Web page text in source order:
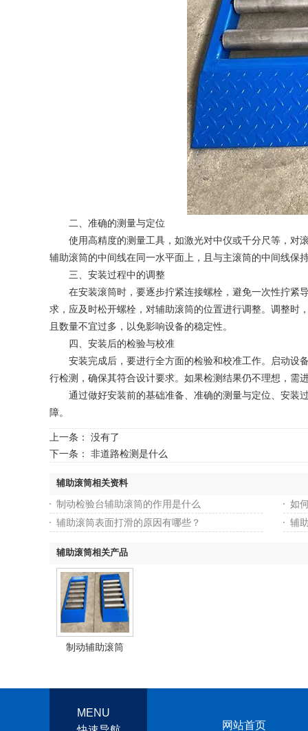
二、准确的测量与定位
使用高精度的测量工具，如激光对中仪或千分尺等，对滚
辅助滚筒的中间线在同一水平面上，且与主滚筒的中间线保
三、安装过程中的调整
在安装滚筒时，要逐步拧紧连接螺栓，避免一次性拧紧导
求，应及时松开螺栓，对辅助滚筒的位置进行调整。调整时
且数量不宜过多，以免影响设备的稳定性。
四、安装后的检验与校准
安装完成后，要进行全方面的检验和校准工作。启动设备
行检测，确保其符合设计要求。如果检测结果仍不理想，需
通过做好安装前的基础准备、准确的测量与定位、安装过
障。
上一条： 没有了
下一条： 非道路检测是什么
辅助滚筒相关资料
制动检验台辅助滚筒的作用是什么 如
辅助滚筒表面打滑的原因有哪些？
辅
辅助滚筒相关产品
制动辅助滚筒
MENU
网站首页